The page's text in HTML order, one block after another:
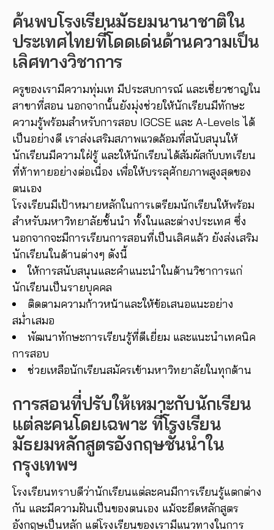
ค้นพบโรงเรียนมัธยมนานาชาติใน
ประเทศไทยที่โดดเด่นด้านความเป็น
เลิศทางวิชาการ
ครูของเรามีความทุ่มเท มีประสบการณ์ และเชี่ยวชาญใน
สาขาที่สอน นอกจากนั้นยังมุ่งช่วยให้นักเรียนมีทักษะ
ความรู้พร้อมสำหรับการสอบ IGCSE และ A-Levels ได้
เป็นอย่างดี เราส่งเสริมสภาพแวดล้อมที่สนับสนุนให้
นักเรียนมีความใฝ่รู้ และให้นักเรียนได้สัมผัสกับบทเรียน
ที่ท้าทายอย่างต่อเนื่อง เพื่อให้บรรลุศักยภาพสูงสุดของ
ตนเอง
โรงเรียนมีเป้าหมายหลักในการเตรียมนักเรียนให้พร้อม
สำหรับมหาวิทยาลัยชั้นนำ ทั้งในและต่างประเทศ ซึ่ง
นอกจากจะมีการเรียนการสอนที่เป็นเลิศแล้ว ยังส่งเสริม
นักเรียนในด้านต่างๆ ดังนี้
ให้การสนับสนุนและคำแนะนำในด้านวิชาการแก่
นักเรียนเป็นรายบุคคล
ติดตามความก้าวหน้าและให้ข้อเสนอแนะอย่าง
สม่ำเสมอ
พัฒนาทักษะการเรียนรู้ที่ดีเยี่ยม และแนะนำเทคนิค
การสอบ
ช่วยเหลือนักเรียนสมัครเข้ามหาวิทยาลัยในทุกด้าน
การสอนที่ปรับให้เหมาะกับนักเรียน
แต่ละคนโดยเฉพาะ ที่โรงเรียน
มัธยมหลักสูตรอังกฤษชั้นนำใน
กรุงเทพฯ
โรงเรียนทราบดีว่านักเรียนแต่ละคนมีการเรียนรู้แตกต่าง
กัน และมีความฝันเป็นของตนเอง แม้จะยึดหลักสูตร
อังกฤษเป็นหลัก แต่โรงเรียนของเรามีแนวทางในการ